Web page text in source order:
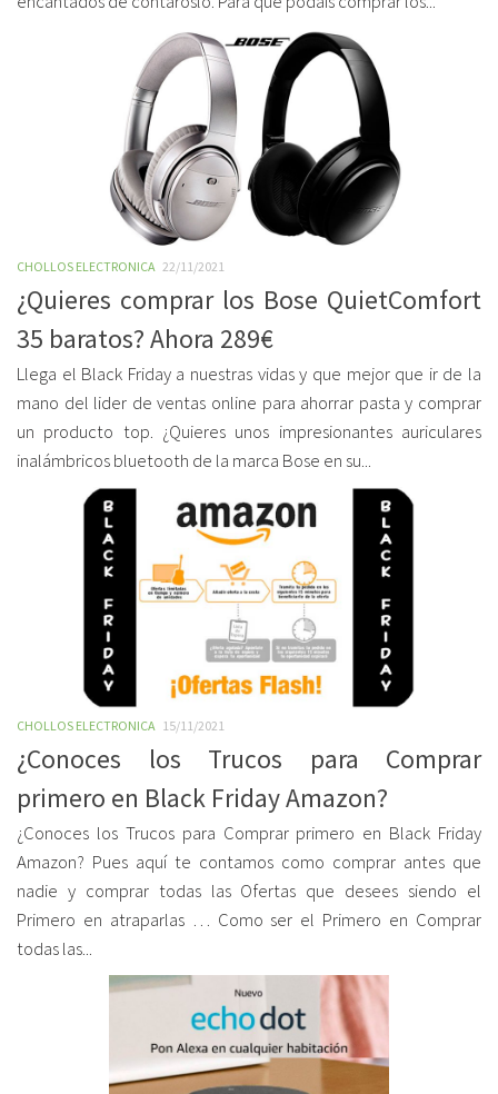
CHOLLOS ELECTRONICA 22/11/2021
¿Quieres comprar los Bose QuietComfort
35 baratos? Ahora 289€
Llega el Black Friday a nuestras vidas y que mejor que ir de la
mano del lider de ventas online para ahorrar pasta y comprar
un producto top. ¿Quieres unos impresionantes auriculares
inalámbricos bluetooth de la marca Bose en su...
CHOLLOS ELECTRONICA 15/11/2021
¿Conoces los Trucos para Comprar
primero en Black Friday Amazon?
¿Conoces los Trucos para Comprar primero en Black Friday
Amazon? Pues aquí te contamos como comprar antes que
nadie y comprar todas las Ofertas que desees siendo el
Primero en atraparlas … Como ser el Primero en Comprar
todas las...